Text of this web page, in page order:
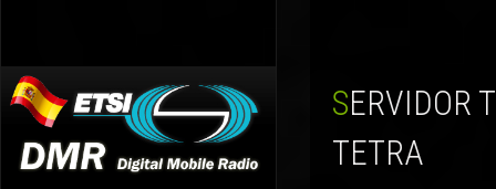
SERVIDOR TETRABREW EA, CUENTA CON DISPATCH
TETRA